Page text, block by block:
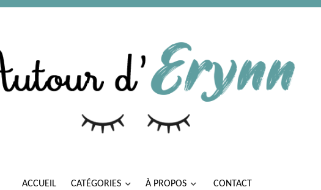
ACCUEIL CATÉGORIES À PROPOS CONTACT